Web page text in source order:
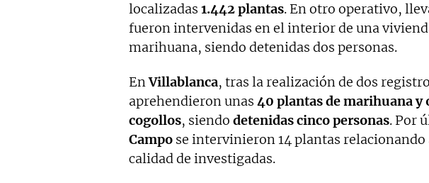
localizadas 1.442 plantas. En otro operativo,
fueron intervenidas en el interior de una
marihuana, siendo detenidas dos personas.
EnVillablanca, tras la realización de dos
aprehendieron unas 40 plantas de marihuana y
cogollos, siendo detenidas cinco personas. Por
Campo se intervinieron 14 plantas relacionando
calidad de investigadas.